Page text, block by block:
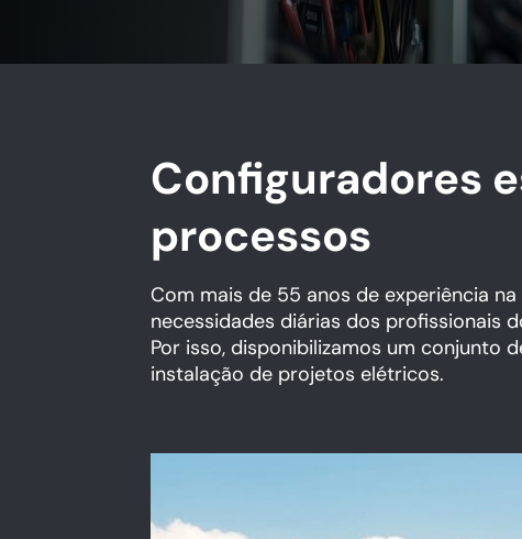
Configuradores
processos
Com mais de 55 anos de experiência
necessidades diárias dos profissionais
Por isso, disponibilizamos um conjunto
instalação de projetos elétricos.